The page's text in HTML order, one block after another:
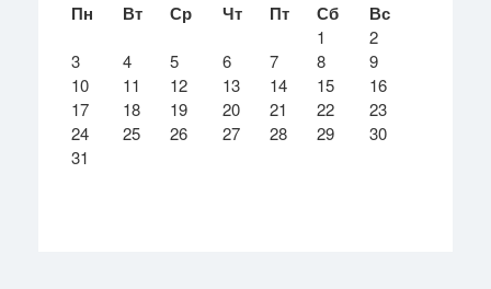
Пн Вт Ср Чт Пт Сб Вс
1
2
3
4 5 6 7 8
9
10
11 12 13 14 15
16
17
18 19 20 21 22
23
24
25 26 27 28 29
30
31